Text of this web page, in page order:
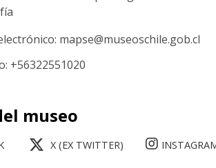
mapse@museoschile.gob.cl
+56322551020
museo
X (EX TWITTER)